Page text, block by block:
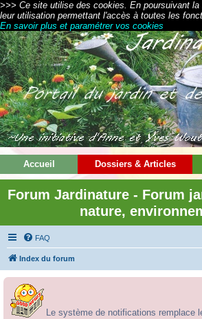
>>> Ce site utilise des cookies. En poursuivant
leur utilisation permettant l'accès à toutes les
En savoir plus et paramétrer vos cookies
Accueil Dossiers & Articles
Forum Jardinature - Forum
nature,
FAQ
Index du forum
Le système de notifications remplace